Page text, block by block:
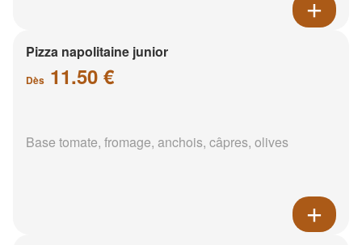
Pizza napolitaine junior
Dès 11.50 €
Base tomate, fromage, anchois, câpres, olives